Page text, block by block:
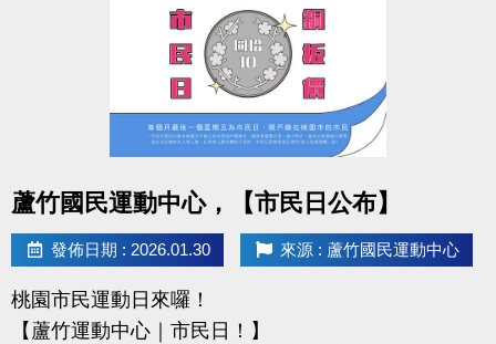
-洽詢專線：03-2639066 #115、116
-官網 :
https://www.lzsports.com.tw/zh_TW/news/pageID/1/
-FB : 桃園市蘆竹國民運動中心
-IG : @luzhusports
蘆竹國民運動中心，【市民日公布】
發佈日期 : 2026.01.30 來源 : 蘆竹國民運動中心
桃園市民運動日來囉！
【蘆竹運動中心｜市民日！】